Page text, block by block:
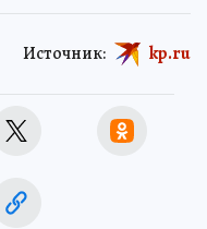
Источник: kp.ru